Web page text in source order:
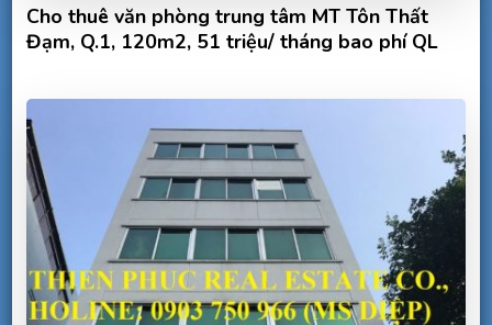
Cho thuê văn phòng trung tâm MT Tôn Thất
Đạm, Q.1, 120m2, 51 triệu/ tháng bao phí QL